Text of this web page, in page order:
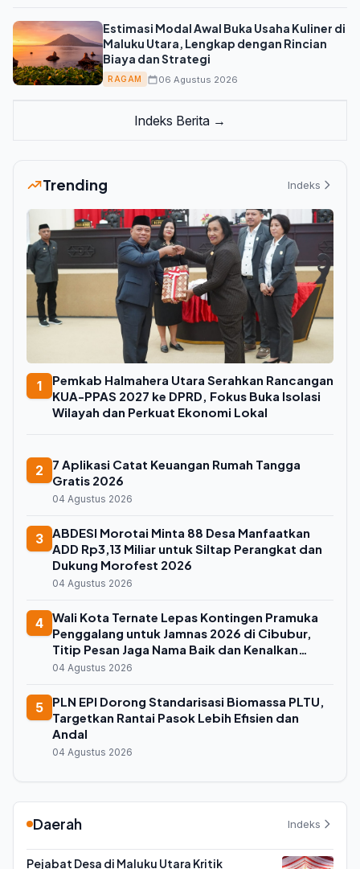
Estimasi Modal Awal Buka Usaha Kuliner di
Maluku Utara, Lengkap dengan Rincian
Biaya dan Strategi
RAGAM 06 Agustus 2026
Indeks Berita →
Trending Indeks
1
Pemkab Halmahera Utara Serahkan Rancangan
KUA-PPAS 2027 ke DPRD, Fokus Buka Isolasi
Wilayah dan Perkuat Ekonomi Lokal
2
7 Aplikasi Catat Keuangan Rumah Tangga
Gratis 2026
04 Agustus 2026
3 ABDESI Morotai Minta 88 Desa Manfaatkan
ADD Rp3,13 Miliar untuk Siltap Perangkat dan
Dukung Morofest 2026
04 Agustus 2026
4 Wali Kota Ternate Lepas Kontingen Pramuka
Penggalang untuk Jamnas 2026 di Cibubur,
Titip Pesan Jaga Nama Baik dan Kenalkan
Budaya Lokal
04 Agustus 2026
5
PLN EPI Dorong Standarisasi Biomassa PLTU,
Targetkan Rantai Pasok Lebih Efisien dan
Andal
04 Agustus 2026
Daerah Indeks
Pejabat Desa di Maluku Utara Kritik